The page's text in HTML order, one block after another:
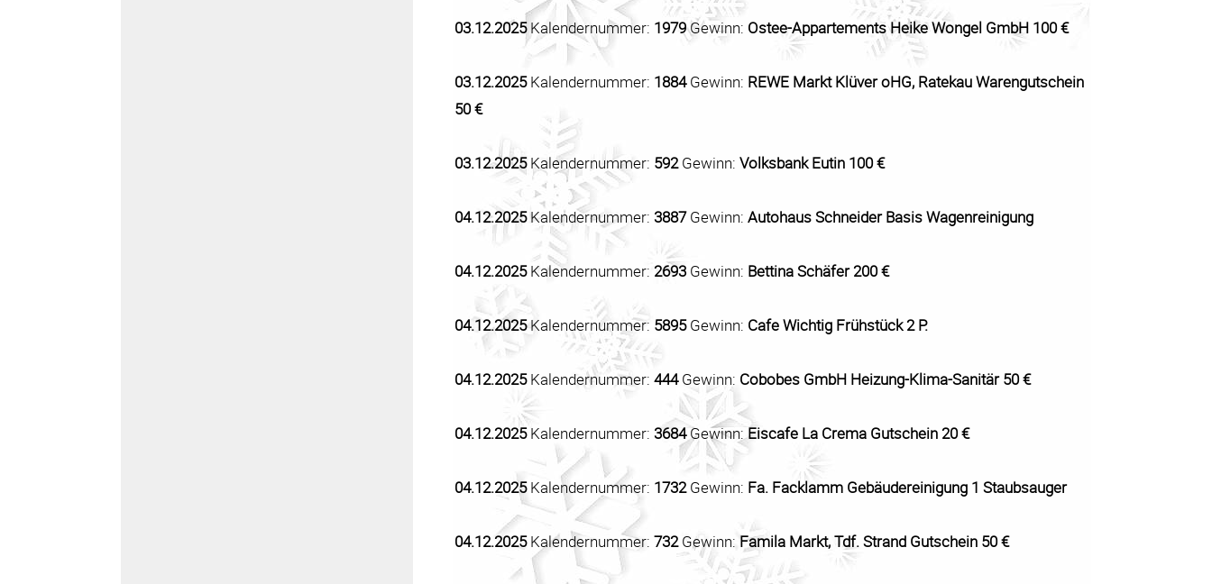
03.12.2025Kalendernummer: 1979Gewinn: Ostee-Appartements Heike Wongel GmbH 100 €
03.12.2025Kalendernummer: 1884Gewinn: REWE Markt Klüver oHG, Ratekau Warengutschein
50 €
03.12.2025Kalendernummer: 592Gewinn: Volksbank Eutin 100 €
04.12.2025Kalendernummer: 3887Gewinn: Autohaus Schneider Basis Wagenreinigung
04.12.2025Kalendernummer: 2693Gewinn: Bettina Schäfer 200 €
04.12.2025Kalendernummer: 5895Gewinn: Cafe Wichtig Frühstück 2 P.
04.12.2025Kalendernummer: 444Gewinn: Cobobes GmbH Heizung-Klima-Sanitär 50 €
04.12.2025Kalendernummer: 3684Gewinn:Eiscafe La Crema Gutschein 20 €
04.12.2025Kalendernummer: 1732Gewinn: Fa. Facklamm Gebäudereinigung 1 Staubsauger
04.12.2025Kalendernummer: 732Gewinn: Famila Markt, Tdf. Strand Gutschein 50 €